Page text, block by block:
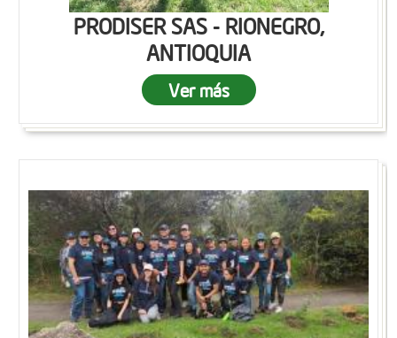
PRODISER SAS - RIONEGRO,
ANTIOQUIA
Ver más